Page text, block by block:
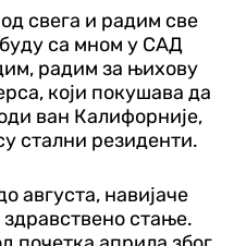
свега и радим све
буду са мном у САД
радим за њихову
који покушава да
ван Калифорније,
стални резиденти.
августа, навијаче
стање.